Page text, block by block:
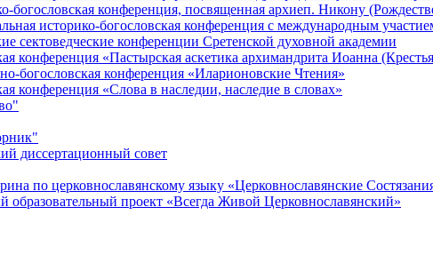
богословская конференция, посвященная архиеп. Никону
историко-богословская конференция с международным
сектоведческие конференции Сретенской духовной академии
конференция «Пастырская аскетика архимандрита Иоанна
богословская конференция «Иларионовские Чтения»
конференция «Cлова в наследии, наследие в словах»
диссертационный совет
по церковнославянскому языку «Церковнославянские
образовательный проект «Всегда Живой Церковнославянский»